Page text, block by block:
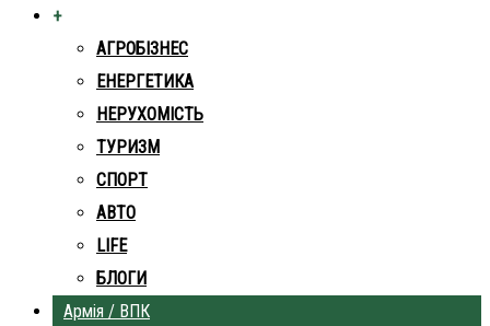
+
АГРОБІЗНЕС
ЕНЕРГЕТИКА
НЕРУХОМІСТЬ
ТУРИЗМ
СПОРТ
АВТО
LIFE
БЛОГИ
Армія / ВПК